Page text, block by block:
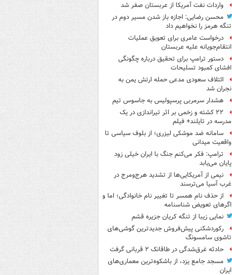
واردات نفت آمریکا از عربستان صفر شد
محسن رضایی: اجازه باز شدن مسیر دوم در
تنگه هرمز را نخواهیم داد
درخواست عامری برای تعویق عملیات
انتقام‌جویانه علیه عربستان
دستور ترامپ برای تحقیق درباره چگونگی
افشای کمبود تسلیحات
ائتلاف سعودی مدعی حمله ارتش یمن به
نجران شد
هشدار سرمربی پرسپولیس به جاسوس تیم
۲۲ کشته و زخمی بر اثر تیراندازی در یک
مدرسه در تایلند+ فیلم
سامانه ضد موشکی لیزری؛ از بلوف سیاسی تا
واقعیت میدانی
ترامپ: فکر می‌کنم جنگ با ایران خیلی زود
پایان می‌یابد
نیمی از آمریکایی‌ها از تشدید هرج‌ومرج در
غرب آسیا می‌ترسند
از حذف نام همسر تا تغییر نام خانوادگی؛ اما و
اگرهای تعویض شناسنامه
نمایی زیبا از تنگه کریان جزیره قشم
رکوردشکنی پیش‌فروش جدیدترین گوشی‌های
تاشوی سامسونگ
حادثه غرق‌شدگی در طاقانک ۲ قربانی گرفت
مسجد جامع یزد، از باشکوه‌ترین معماری‌های
ایران